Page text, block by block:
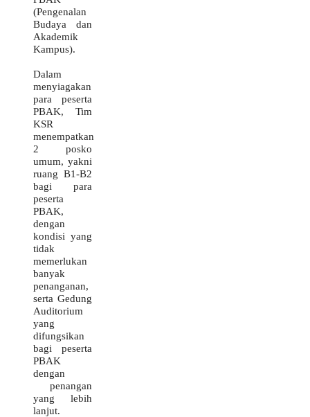
(Pengenalan
Budaya dan
Akademik
Kampus).
Dalam
menyiagakan
para peserta
PBAK, Tim
KSR
menempatkan
2 posko
umum, yakni
ruang B1-B2
bagi para
peserta
PBAK,
dengan
kondisi yang
tidak
memerlukan
banyak
penanganan,
serta Gedung
Auditorium
yang
difungsikan
bagi peserta
PBAK
dengan
penangan
yang lebih
lanjut.